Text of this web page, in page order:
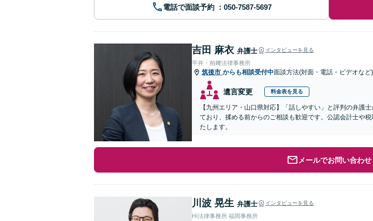
電話で面談予約
吉田 麻衣 弁護士 インタビューを見る
平井・柏﨑法律事務所
筑後市 からも相談受付中面談方法(対面・電話・ビデオなど
遺言変更 料金表を見る
【九州エリア・山口県対応】「話しやすい」と評判の弁護
ており、揉める前からのご相談も歓迎です。公認会計士や
たします。
メールでお問い合わせ
川波 晃生 弁護士 インタビューを見る
Hi法律事務所 福岡事務所